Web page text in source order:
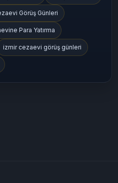
Görüş Günleri
Para Yatırma
izmir cezaevi görüş günleri